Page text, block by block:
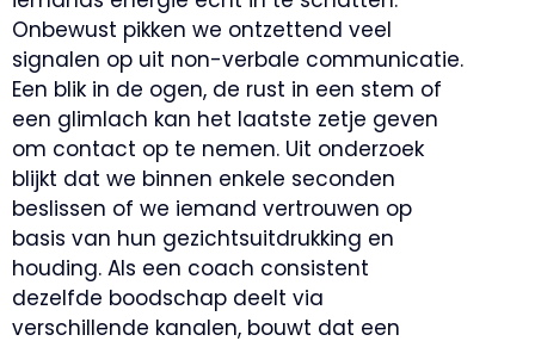
Onbewust pikken we ontzettend veel
signalen op uit non-verbale communicatie.
Een blik in de ogen, de rust in een stem of
een glimlach kan het laatste zetje geven
om contact op te nemen. Uit onderzoek
blijkt dat we binnen enkele seconden
beslissen of we iemand vertrouwen op
basis van hun gezichtsuitdrukking en
houding. Als een coach consistent
dezelfde boodschap deelt via
verschillende kanalen, bouwt dat een